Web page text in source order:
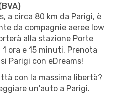
a circa 80 km da Parigi, è
da compagnie aeree low
alla stazione Porte
ora e 15 minuti. Prenota
Parigi con eDreams!
con la massima libertà?
un'auto a Parigi.